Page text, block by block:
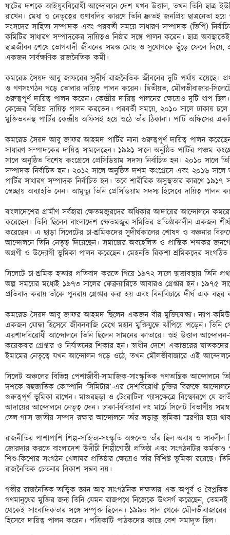
ষাটের দশকে আইয়ুববিরোধী আন্দোলনে দেশ যখন উত্তাল, তখন তিনি ছাত্র
রাখেন। মেধা ও নেতৃত্বের গুণাবলির কারণে তিনি দ্রুতই জনপ্রিয় ছাত্রনেতা
সংসদের সাহিত্য সম্পাদক এবং পরবর্তী সময়ে সাধারণ সম্পাদক (ভিপি)
কমিটির সাধারণ সম্পাদকের দায়িত্বও নিষ্ঠার সঙ্গে পালন করেন। ছাত্র
ছাত্রজীবন শেষে ভোগবাদী জীবনের সমস্ত মোহ ও সুযোগকে ছুঁঁড়ে ফেলে দিয়ে,
একজন সার্বক্ষণিক রাজনৈতিক কর্মী।
কমরেড সৈয়দ আবু জাফরের সুদীর্ঘ রাজনৈতিক জীবনের দুটি পর্যায় রয়েছে।
ও গণসংগঠন গড়ে তোলার দায়িত্ব পালন করেন। দ্বিতীয়ত, মৌলভীবাজার-
গুরুত্বপূর্ণ দায়িত্ব পালন করেন। কেন্দ্রীয় দায়িত্ব পালনের ক্ষেত্রেও দুটি ধাপ
কেন্দ্রের বিভিন্ন দায়িত্ব পালন করতেন। পরবর্তী সময়ে, ২০১০ সালে ঢাকায়
মুক্তিভবনস্থ পার্টির কেন্দ্রীয় অফিসই হয়ে ওঠে তাঁর ঠিকানা। পার্টি অফিসের
কমরেড সৈয়দ আবু জাফর আহমদ পার্টির নানা গুরুত্বপূর্ণ দায়িত্ব পালন
সাধারণ সম্পাদকের দায়িত্ব সামলেছেন। ১৯৯১ সালে অনুষ্ঠিত পার্টির পঞ্চম
সালে অনুষ্ঠিত বিশেষ কংগ্রেসে প্রেসিডিয়াম সদস্য নির্বাচিত হন। ২০১০ সালে
সম্পাদক নির্বাচিত হন। ২০১২ সালে অনুষ্ঠিত দশম কংগ্রেসে এবং ২০১৬
পার্টির সাধারণ সম্পাদক নির্বাচিত হন। তবে শারীরিক অসুস্থতার কারণে ১৯১৭
স্বেচ্ছায় অব্যাহতি নেন। আমৃত্যু তিনি প্রেসিডিয়াম সদস্য হিসেবে দায়িত্ব পালন
বাংলাদেশের গ্রামীণ সর্বহারা ক্ষেতমজুরদের অধিকার আদায়ের আন্দোলনে
করেছেন। তিনি ছিলেন বাংলাদেশ ক্ষেতমজুর সমিতির প্রতিষ্ঠাকালীন একজন
করেছেন। এ ছাড়া সিলেটের চা-শ্রমিকদের সুদীর্ঘকালের শোষণ ও বঞ্চনার
আন্দোলনে তিনি নেতৃত্ব দিয়েছেন। সমাজের অবহেলিত ও প্রান্তিক শব্দকর
অগ্রণী ও উদ্যোগী ভূমিকা পালন করেছেন। মেহনতি রিকশা শ্রমিকদের
সিলেটে চা-শ্রমিক হত্যার প্রতিবাদ করতে গিয়ে ১৯৭২ সালে ছাত্রাবস্থায়
অল্প সময়ের মধ্যেই ১৯৭৩ সালের ফেব্রুয়ারিতে আবারও গ্রেপ্তার হন। ১৯৭৫
প্রতিবাদ করায় তাঁকে পুনরায় গ্রেপ্তার করা হয় এবং বিনাবিচারে দীর্ঘ এক
কমরেড সৈয়দ আবু জাফর আহমদ ছিলেন একজন বীর মুক্তিযোদ্ধা। ন্যাপ-
একজন যোদ্ধা হিসেবে জীবনবাজি রেখে মহান মুক্তিযুদ্ধে ঝাঁপিয়ে পড়েন। তিনি
এরশাদবিরোধী আন্দোলনে তিনি ছিলেন সামনের কাতারে। ওই উত্তাল আন্দোলন-
কয়েকবার গ্রেপ্তার ও নির্যাতনের শিকার হন। স্বাধীন দেশে একাত্তরের
ইমামের নেতৃত্বে যখন আন্দোলন গড়ে ওঠে, তখন মৌলভীবাজারে এই
সিলেট অঞ্চলের বিভিন্ন পেশাজীবী-সামাজিক-সাংস্কৃতিক গণতান্ত্রিক আন্দোলনে
দশকে বহুজাতিক কোম্পানি ‘সিমিটার’-এর দেশবিরোধী চুক্তির বিরুদ্ধে
গুরুত্বপূর্ণ ভূমিকা রাখেন। মাগুরছড়া ও টেংরাটিলা গ্যাসক্ষেত্রে বিস্ফোরণে যে
আদায়ের আন্দোলনে নেতৃত্ব দেন। ঢাকা-বিবিয়ানা লং মার্চে সিলেট বিভাগীয়
তেল-গ্যাস জাতীয় সম্পদ রক্ষার আন্দোলনে তাঁর লড়াকু ভূমিকা স্মরণীয় হয়ে
রাজনীতির পাশাপাশি শিল্প-সাহিত্য-সংস্কৃতি অঙ্গনেও তাঁর ছিল অবাধ ও
জোরদার করতে বাংলাদেশ উদীচী শিল্পীগোষ্ঠী প্রতিষ্ঠা এবং সংগঠনটির
শিশু-কিশোর সংগঠন খেলাঘর প্রতিষ্ঠার ক্ষেত্রেও তাঁর বিশিষ্ট ভূমিকা রয়েছে।
রাজনৈতিক চেতনার বিকাশ সম্ভব নয়।
গভীর রাজনৈতিক-তাত্ত্বিক জ্ঞান আর সাংগঠনিক দক্ষতার এক অপূর্ব ও
গণমানুষের মুক্তির জন্য তিনি যেমন রাজপথে নিজেকে উৎসর্গ করেছেন,
থেকেই সাংবাদিকতার সঙ্গে সম্পৃক্ত ছিলেন। ১৯৯০ সাল থেকে মৌলভীবাজারের
হিসেবে দায়িত্ব পালন করেন। পত্রিকাটি পাঠকদের কাছে বেশ সমাদৃত ছিল।